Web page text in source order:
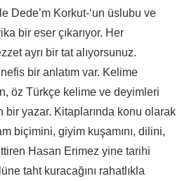
Dede’m Korkut-‘un üslubu ve
bir eser çıkarıyor. Her
ayrı bir tat alıyorsunuz.
bir anlatım var. Kelime
öz Türkçe kelime ve deyimleri
yazar. Kitaplarında konu olarak
biçimini, giyim kuşamını, dilini,
Hasan Erimez yine tarihi
taht kuracağını rahatlıkla